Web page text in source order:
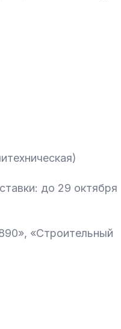
до 29 октября
«Строительный